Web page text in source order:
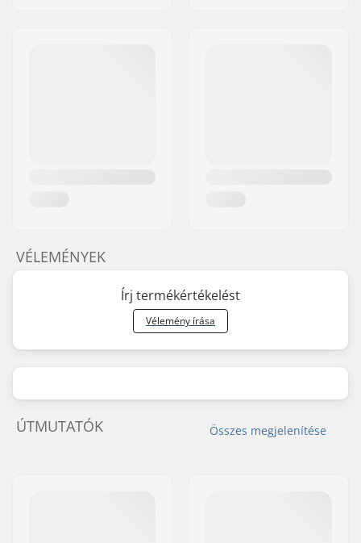
VÉLEMÉNYEK
Írj termékértékelést
Vélemény írása
Összes megjelenítése
ÚTMUTATÓK